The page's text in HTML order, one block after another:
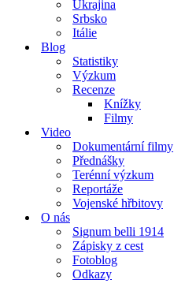
Ukrajina
Srbsko
Itálie
Blog
Statistiky
Výzkum
Recenze
Knížky
Filmy
Video
Dokumentární filmy
Přednášky
Terénní výzkum
Reportáže
Vojenské hřbitovy
O nás
Signum belli 1914
Zápisky z cest
Fotoblog
Odkazy